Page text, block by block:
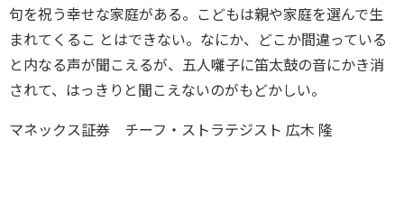
句を祝う幸せな家庭がある。こどもは親や家庭を選んで生
まれてくるこ とはできない。なにか、どこか間違っている
と内なる声が聞こえるが、五人囃子に笛太鼓の音にかき消
されて、はっきりと聞こえないのがもどかしい。
マネックス証券 チーフ・ストラテジスト 広木 隆